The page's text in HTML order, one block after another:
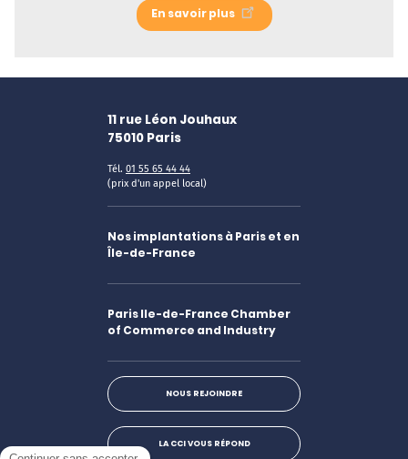
En savoir plus
11 rue Léon Jouhaux
75010 Paris
Tél. 01 55 65 44 44
(prix d'un appel local)
Nos implantations à Paris et en
Île-de-France
Paris Ile-de-France Chamber
of Commerce and Industry
NOUS REJOINDRE
LA CCI VOUS RÉPOND